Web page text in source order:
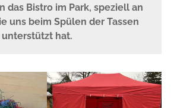
das Bistro im Park, speziell an
uns beim Spülen der Tassen
hat.